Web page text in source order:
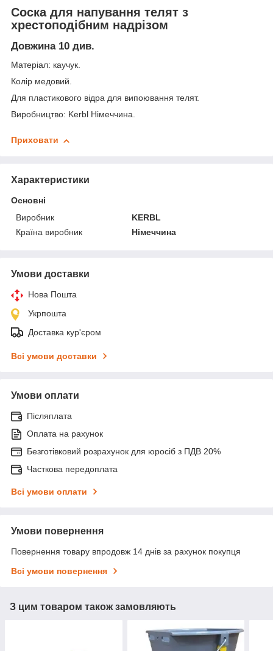
Соска для напування телят з
хрестоподібним надрізом
Довжина 10 див.
Матеріал: каучук.
Колір медовий.
Для пластикового відра для випоювання телят.
Виробництво: Kerbl Німеччина.
Приховати
Характеристики
Основні
Виробник
KERBL
Країна виробник
Німеччина
Умови доставки
Нова Пошта
Укрпошта
Доставка кур'єром
Всі умови доставки
Умови оплати
Післяплата
Оплата на рахунок
Безготівковий розрахунок для юросіб з ПДВ 20%
Часткова передоплата
Всі умови оплати
Умови повернення
Повернення товару впродовж 14 днів за рахунок покупця
Всі умови повернення
З цим товаром також замовляють